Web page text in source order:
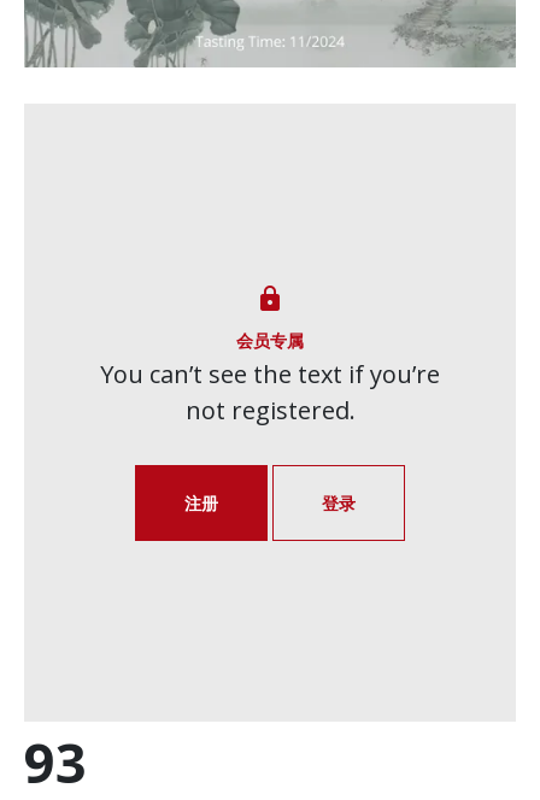
93

会员专属
You can’t see the text if you’re
not registered.
注册 登录